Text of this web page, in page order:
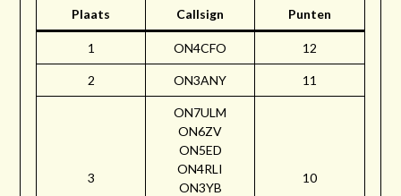
Plaats Callsign Punten
1 ON4CFO 12
2 ON3ANY 11
3
ON7ULM
ON6ZV
ON5ED
ON4RLI
ON3YB
10